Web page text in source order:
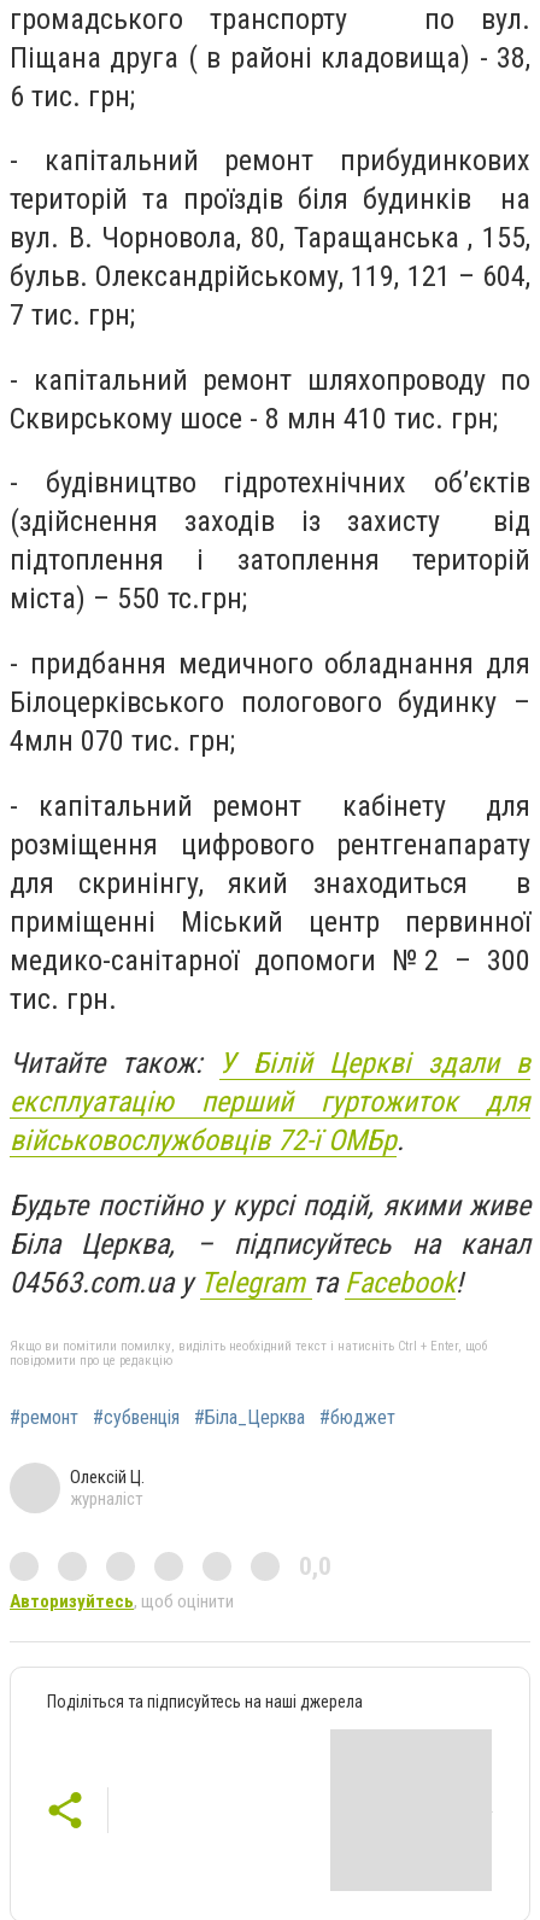
громадського транспорту по вул.
Піщана друга ( в районі кладовища) - 38,
6 тис. грн;
- капітальний ремонт прибудинкових
територій та проїздів біля будинків на
вул. В. Чорновола, 80, Таращанська , 155,
бульв. Олександрійському, 119, 121 – 604,
7 тис. грн;
- капітальний ремонт шляхопроводу по
Сквирському шосе - 8 млн 410 тис. грн;
- будівництво гідротехнічних об’єктів
(здійснення заходів із захисту від
підтоплення і затоплення територій
міста) – 550 тс.грн;
- придбання медичного обладнання для
Білоцерківського пологового будинку –
4млн 070 тис. грн;
- капітальний ремонт кабінету для
розміщення цифрового рентгенапарату
для скринінгу, який знаходиться в
приміщенні Міський центр первинної
медико-санітарної допомоги №2 – 300
тис. грн.
Читайте також: У Білій Церкві здали в
експлуатацію перший гуртожиток для
військовослужбовців 72-ї ОМБр.
Будьте постійно у курсі подій, якими живе
Біла Церква, – підписуйтесь на канал
04563.com.ua у Telegram та Facebook!
Якщо ви помітили помилку, виділіть необхідний текст і натисніть Ctrl + Enter, щоб
повідомити про це редакцію
#ремонт #субвенція #Біла_Церква #бюджет
Олексій Ц.
журналіст
0,0
Авторизуйтесь, щоб оцінити
Поділіться та підписуйтесь на наші джерела